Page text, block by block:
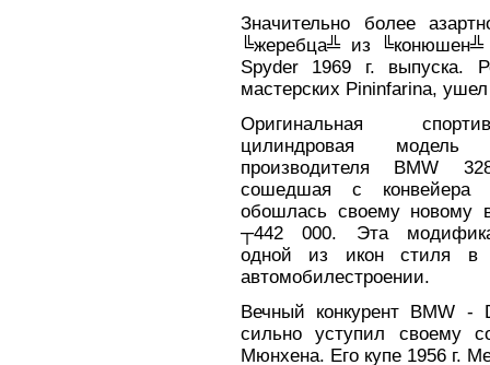
Значительно более
╚жеребца╩ из ╚конюшен╩
Spyder 1969 г. выпуска.
мастерских Pininfarina,
Оригинальная
цилиндровая модель
производителя BMW
сошедшая с
обошлась своему новому
┬442 000. Эта
одной из икон стиля в
автомобилестроении.
Вечный конкурент BMW -
сильно уступил своему
Мюнхена. Его купе 1956 г.